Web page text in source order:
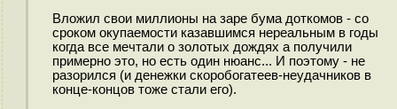
Вложил свои миллионы на заре бума доткомов - со
сроком окупаемости казавшимся нереальным в годы
когда все мечтали о золотых дождях а получили
примерно это, но есть один нюанс... И поэтому - не
разорился (и денежки скоробогатеев-неудачников в
конце-концов тоже стали его).